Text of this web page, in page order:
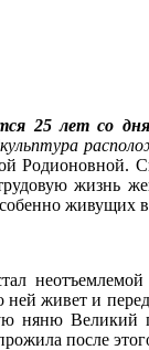
25 лет со
Родионовной.
живущих
неотъемлемой
ней живет и
няню
после